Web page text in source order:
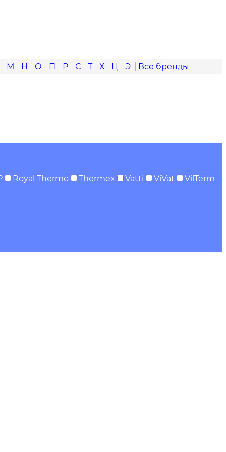
М Н О П Р С Т Х Ц Э
Royal Thermo Thermex Vatti ViVat
VilTerm